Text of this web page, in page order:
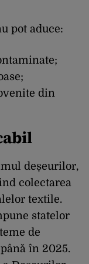
pot aduce:
din
deșeurilor,
colectarea
textile.
statelor
de
în 2025.